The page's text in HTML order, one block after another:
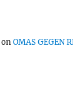
onOMAS GEGEN